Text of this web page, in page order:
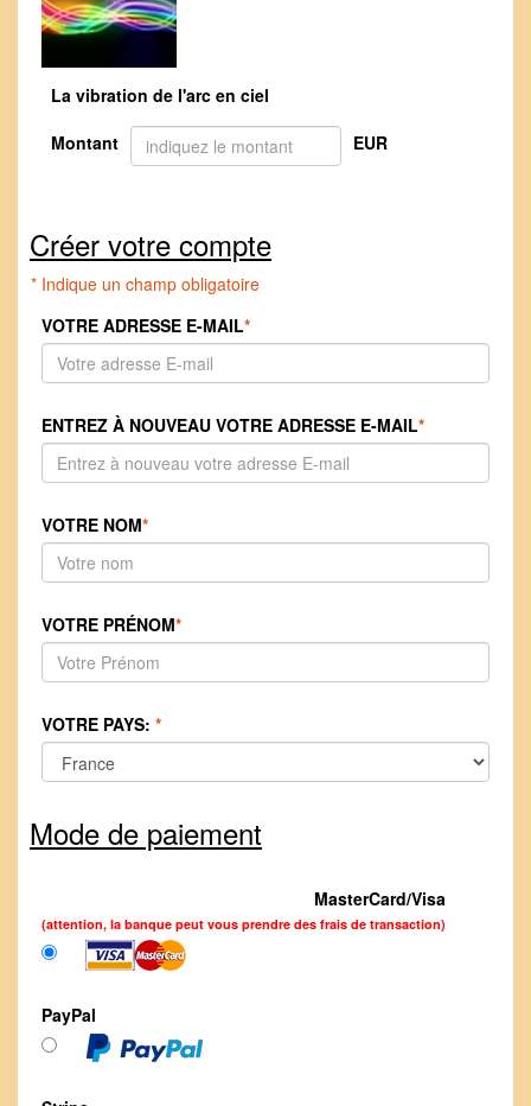
La vibration de l'arc en ciel
Montant
EUR
Créer votre compte
* Indique un champ obligatoire
VOTRE ADRESSE E-MAIL*
ENTREZ À NOUVEAU VOTRE ADRESSE E-MAIL*
VOTRE NOM*
VOTRE PRÉNOM*
VOTRE PAYS: *
Mode de paiement
MasterCard/Visa
(attention, la banque peut vous prendre des frais de transaction)
PayPal